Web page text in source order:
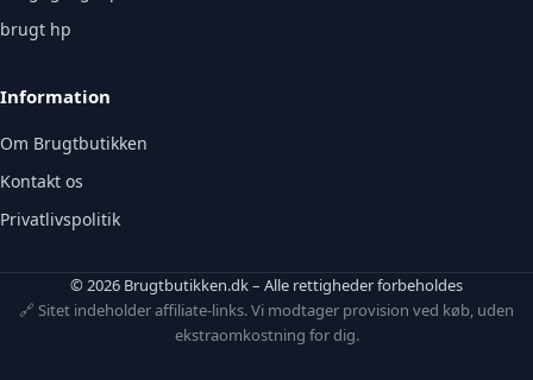
brugt hp
Information
Om Brugtbutikken
Kontakt os
Privatlivspolitik
© 2026 Brugtbutikken.dk – Alle rettigheder forbeholdes
🔗 Sitet indeholder affiliate-links. Vi modtager provision ved køb, uden
ekstraomkostning for dig.